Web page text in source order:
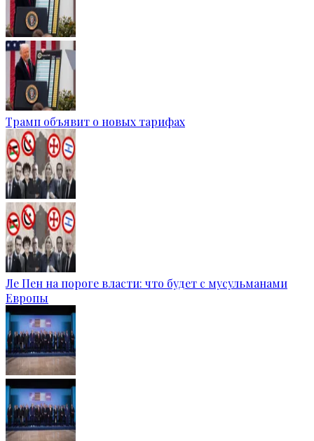
Трамп объявит о новых тарифах
Ле Пен на пороге власти: что будет с мусульманами
Европы